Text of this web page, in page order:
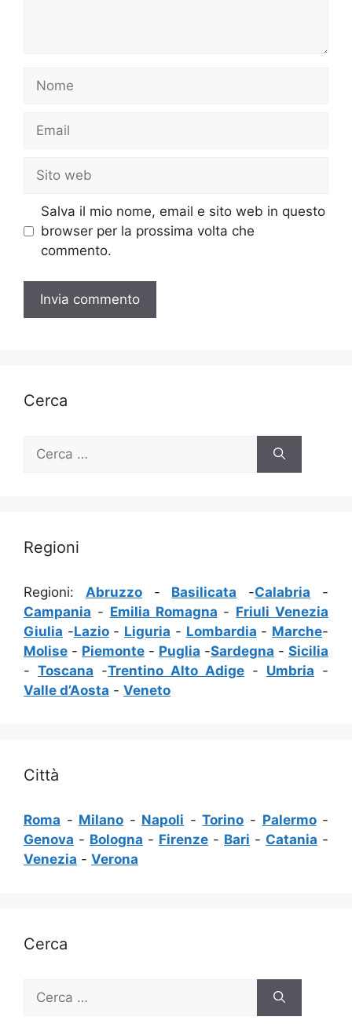
Nome
Email
Sito
web
Salva il mio nome, email e sito web in questo
browser per la prossima volta che
commento.
Cerca
per:
Regioni
Regioni: Abruzzo- Basilicata -Calabria -
Campania - Emilia Romagna - Friuli Venezia
Giulia -Lazio- Liguria - Lombardia - Marche-
Molise - Piemonte - Puglia -Sardegna - Sicilia
- Toscana -Trentino Alto Adige - Umbria -
Valle d’Aosta - Veneto
Città
Roma - Milano - Napoli -Torino - Palermo-
Genova - Bologna - Firenze - Bari - Catania -
Venezia - Verona
Cerca
per: